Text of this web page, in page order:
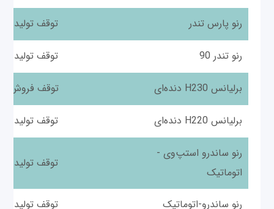
رنو پارس تندر توقف تولید
رنو تندر 90 توقف تولید
برلیانس H230 دنده‌ای توقف فروش
برلیانس H220 دنده‌ای توقف تولید
رنو ساندرو استپ‌وی -
اتوماتیک
توقف تولید
رنو ساندرو-اتوماتیک توقف تولید